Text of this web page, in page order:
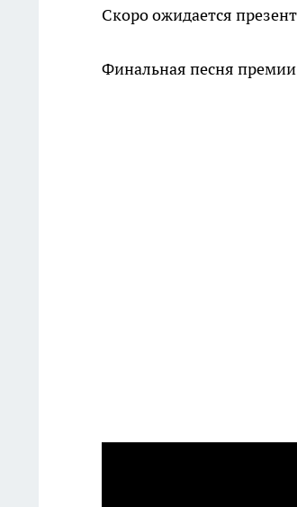
Скоро ожидается
Финальная песня премии